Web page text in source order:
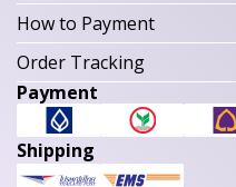
How to Payment
Order Tracking
Payment
Shipping